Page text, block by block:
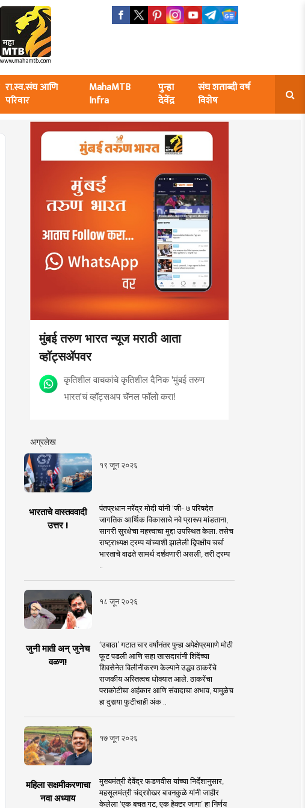
रा.स्व.संघ आणि
परिवार
MahaMTB
Infra
पुन्हा
देवेंद्र
संघ शताब्दी वर्ष
विशेष
मुंबई तरुण भारत न्यूज मराठी आता
व्हॉट्सॲपवर
कृतिशील वाचकांचे कृतिशील दैनिक 'मुंबई तरुण
भारत'चं व्हॉट्सअप चॅनल फॉलो करा!
अग्रलेख
१९ जून २०२६
भारताचे वास्तववादी
उत्तर !
पंतप्रधान नरेंद्र मोदी यांनी 'जी- ७ परिषदेत
जागतिक आर्थिक विकासाचे नवे प्रारूप मांडताना,
सागरी सुरक्षेचा महत्त्वाचा मुद्दा उपस्थित केला. तसेच
राष्ट्राध्यक्ष ट्रम्प यांच्याशी झालेली द्विपक्षीय चर्चा
भारताचे वाढते सामर्थ दर्शवणारी असली, तरी ट्रम्प
१८ जून २०२६
जुनी माती अन् जुनेच
वळण!
‘उबाठा’ गटात चार वर्षांनंतर पुन्हा अपेक्षेप्रमााणे मोठी
फूट पडली आणि सहा खासदारांनी शिंदेंच्या
शिवसेनेत विलीनीकरण केल्याने उद्धव ठाकरेंचे
राजकीय अस्तित्वच धोक्यात आले. ठाकरेंचा
पराकोटीचा अहंकार आणि संवादाचा अभाव, यामुळेच
हा दुसर्‍या फुटीचाही अंक ..
१७ जून २०२६
महिला सक्षमीकरणाचा
नवा अध्याय
मुख्यमंत्री देवेंद्र फडणवीस यांच्या निर्देशानुसार,
महसूलमंत्री चंद्रशेखर बावनकुळे यांनी जाहीर
केलेला ‘एक बचत गट, एक हेक्टर जागा’ हा निर्णय